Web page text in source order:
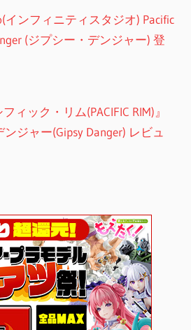
インフィニティスタジオ) Pacific
(ジプシー・デンジャー) 登
ィック・リム(PACIFIC RIM)』
ジャー(Gipsy Danger) レビュ